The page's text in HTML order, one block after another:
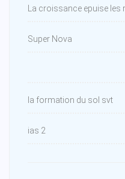
La croissance epuise
Super Nova
la formation du sol svt
ias 2